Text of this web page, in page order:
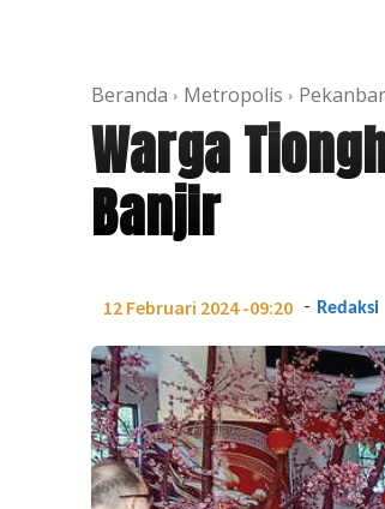
Beranda Metropolis
Warga
Banjir
12 Februari 2024 -09:20 - Redaksi